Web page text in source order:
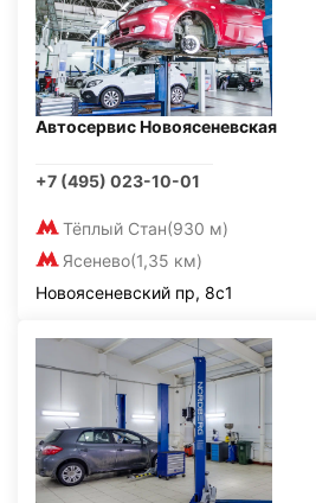
Автосервис Новоясеневская
+7 (495) 023-10-01
Тёплый Стан(930 м)
Ясенево(1,35 км)
Новоясеневский пр, 8с1